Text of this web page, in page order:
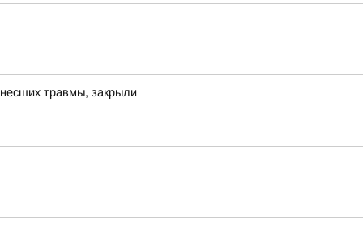
травмы, закрыли